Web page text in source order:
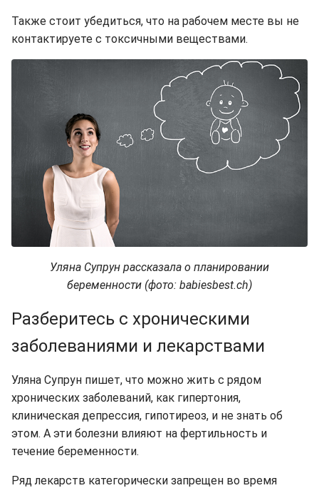
Также стоит убедиться, что на рабочем месте вы не
контактируете с токсичными веществами.
Уляна Супрун рассказала о планировании
беременности (фото: babiesbest.ch)
Разберитесь с хроническими
заболеваниями и лекарствами
Уляна Супрун пишет, что можно жить с рядом
хронических заболеваний, как гипертония,
клиническая депрессия, гипотиреоз, и не знать об
этом. А эти болезни влияют на фертильность и
течение беременности.
Ряд лекарств категорически запрещен во время